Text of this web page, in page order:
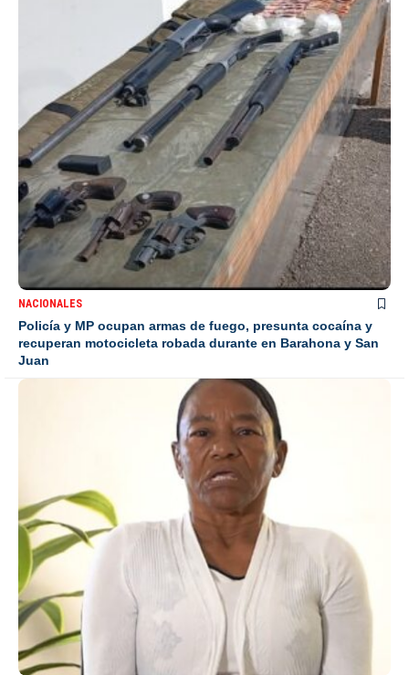
NACIONALES
Policía y MP ocupan armas de fuego, presunta cocaína y
recuperan motocicleta robada durante en Barahona y San
Juan